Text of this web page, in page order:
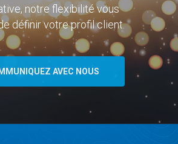
notre flexibilité vous
définir votre profil client.
AVEC NOUS